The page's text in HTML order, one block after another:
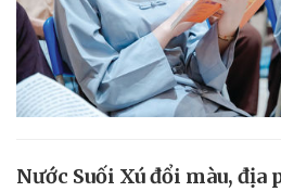
Nước Suối Xú đổi màu,